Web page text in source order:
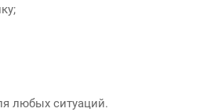
любых ситуаций.